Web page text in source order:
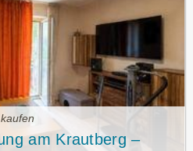
am Krautberg –